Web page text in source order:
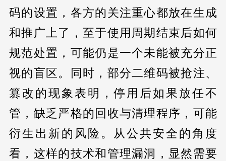
码的设置，各方的关注重心都放在生成
和推广上了，至于使用周期结束后如何
规范处置，可能仍是一个未能被充分正
视的盲区。同时，部分二维码被抢注、
篡改的现象表明，停用后如果放任不
管，缺乏严格的回收与清理程序，可能
衍生出新的风险。从公共安全的角度
看，这样的技术和管理漏洞，显然需要